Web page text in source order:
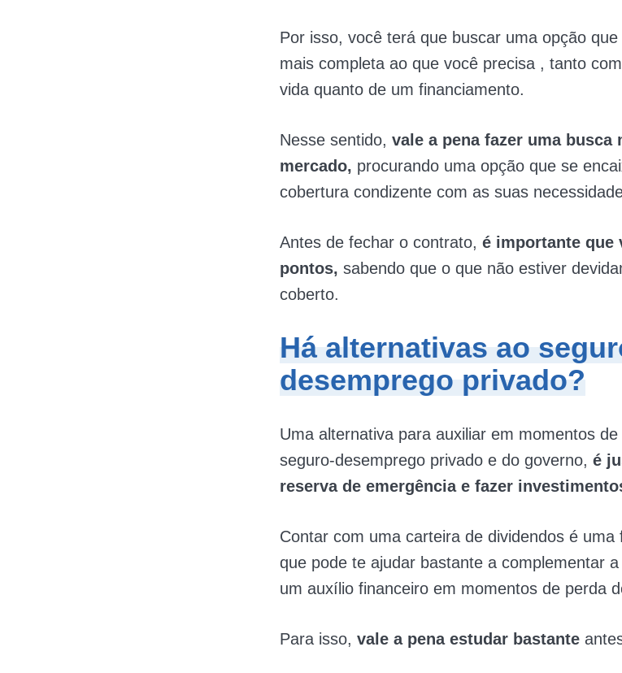
Por isso, você terá que buscar uma opção
mais completa ao que você precisa , tanto
vida quanto de um financiamento.
Nesse sentido, vale a pena fazer uma busca
mercado, procurando uma opção que se
cobertura condizente com as suas
Antes de fechar o contrato, é importante que
pontos, sabendo que o que não estiver
coberto.
Há alternativas ao
desemprego privado?
Uma alternativa para auxiliar em momentos
seguro-desemprego privado e do governo, é
reserva de emergência e fazer
Contar com uma carteira de dividendos é
que pode te ajudar bastante a complementar
um auxílio financeiro em momentos de perda
Para isso, vale a pena estudar bastante